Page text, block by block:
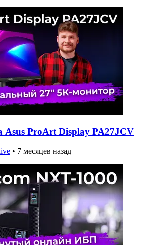
Asus ProArt Display PA27JCV
• 7 месяцев назад